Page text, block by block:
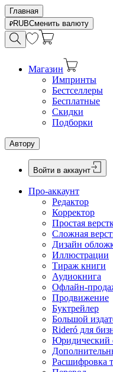
Главная
RUBСменить валюту
Магазин
Импринты
Бестселлеры
Бесплатные
Скидки
Подборки
Автору
Войти в аккаунт
Про-аккаунт
Редактор
Корректор
Простая
Сложная
Дизайн
Иллюстрации
Тираж книги
Аудиокнига
Офлайн-
Продвижение
Буктрейлер
Большой
Rideró для
Юридический
Расшифровка